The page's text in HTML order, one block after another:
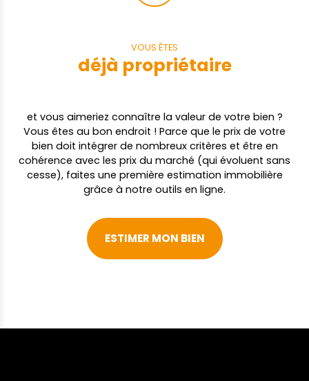
VOUS ÊTES
déjà propriétaire
et vous aimeriez connaître la valeur de votre bien ?
Vous êtes au bon endroit ! Parce que le prix de votre
bien doit intégrer de nombreux critères et être en
cohérence avec les prix du marché (qui évoluent sans
cesse), faites une première estimation immobilière
grâce à notre outils en ligne.
ESTIMER MON BIEN